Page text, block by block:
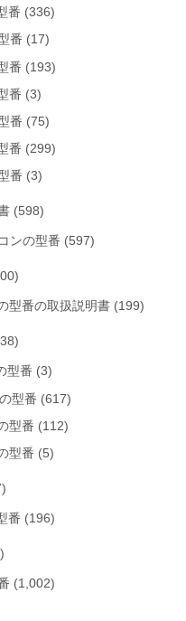
番 (336)
番 (17)
番 (193)
番 (3)
番 (75)
番 (299)
番 (3)
(598)
ンの型番 (597)
型番の取扱説明書 (199)
型番 (3)
型番 (617)
型番 (112)
型番 (5)
番 (196)
(1,002)